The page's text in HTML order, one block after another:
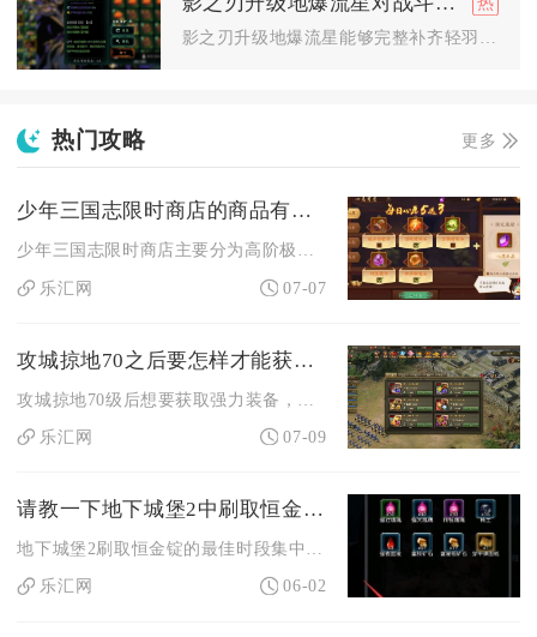
热门攻略 更多
少年三国志限时商店的商品有哪些
少年三国志限时商店主要分为高阶极品道具、中阶养成碎片、基础培...
乐汇网
07-07
攻城掠地70之后要怎样才能获得更强力的装备
乐汇网
07-09
请教一下地下城堡2中刷取恒金锭的最佳时间段
乐汇网
06-02